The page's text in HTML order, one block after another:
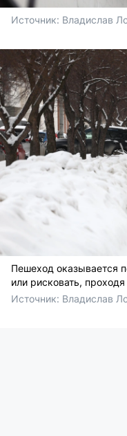
Источник: Владислав
Пешеход оказывается
или рисковать,
Источник: Владислав